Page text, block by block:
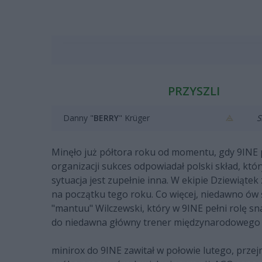
PRZYSZLI
Danny "BERRY" Krüger
Minęło już półtora roku od momentu, gdy
organizacji sukces odpowiadał polski skład,
sytuacja jest zupełnie inna. W ekipie
na początku tego roku. Co więcej, niedawno
"mantuu" Wilczewski, który w 9INE pełni rolę
do niedawna główny trener międzynarodowego
minirox do 9INE zawitał w połowie lutego,